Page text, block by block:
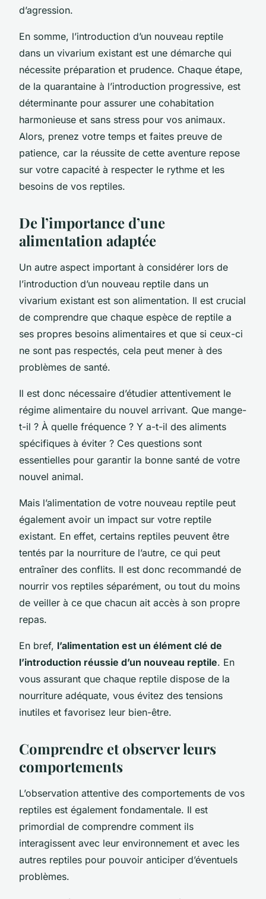
d’agression.
En somme, l’introduction d’un nouveau reptile
dans un vivarium existant est une démarche qui
nécessite préparation et prudence. Chaque étape,
de la quarantaine à l’introduction progressive, est
déterminante pour assurer une cohabitation
harmonieuse et sans stress pour vos animaux.
Alors, prenez votre temps et faites preuve de
patience, car la réussite de cette aventure repose
sur votre capacité à respecter le rythme et les
besoins de vos reptiles.
De l’importance d’une
alimentation adaptée
Un autre aspect important à considérer lors de
l’introduction d’un nouveau reptile dans un
vivarium existant est son alimentation. Il est crucial
de comprendre que chaque espèce de reptile a
ses propres besoins alimentaires et que si ceux-ci
ne sont pas respectés, cela peut mener à des
problèmes de santé.
Il est donc nécessaire d’étudier attentivement le
régime alimentaire du nouvel arrivant. Que mange-
t-il ? À quelle fréquence ? Y a-t-il des aliments
spécifiques à éviter ? Ces questions sont
essentielles pour garantir la bonne santé de votre
nouvel animal.
Mais l’alimentation de votre nouveau reptile peut
également avoir un impact sur votre reptile
existant. En effet, certains reptiles peuvent être
tentés par la nourriture de l’autre, ce qui peut
entraîner des conflits. Il est donc recommandé de
nourrir vos reptiles séparément, ou tout du moins
de veiller à ce que chacun ait accès à son propre
repas.
En bref, l’alimentation est un élément clé de
l’introduction réussie d’un nouveau reptile. En
vous assurant que chaque reptile dispose de la
nourriture adéquate, vous évitez des tensions
inutiles et favorisez leur bien-être.
Comprendre et observer leurs
comportements
L’observation attentive des comportements de vos
reptiles est également fondamentale. Il est
primordial de comprendre comment ils
interagissent avec leur environnement et avec les
autres reptiles pour pouvoir anticiper d’éventuels
problèmes.